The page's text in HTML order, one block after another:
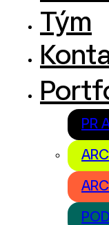
Tým
PR